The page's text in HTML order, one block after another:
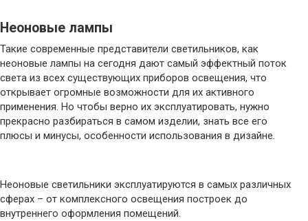
Неоновые лампы
Такие современные представители светильников, как
неоновые лампы на сегодня дают самый эффектный поток
света из всех существующих приборов освещения, что
открывает огромные возможности для их активного
применения. Но чтобы верно их эксплуатировать, нужно
прекрасно разбираться в самом изделии, знать все его
плюсы и минусы, особенности использования в дизайне.
Неоновые светильники эксплуатируются в самых различных
сферах – от комплексного освещения построек до
внутреннего оформления помещений.